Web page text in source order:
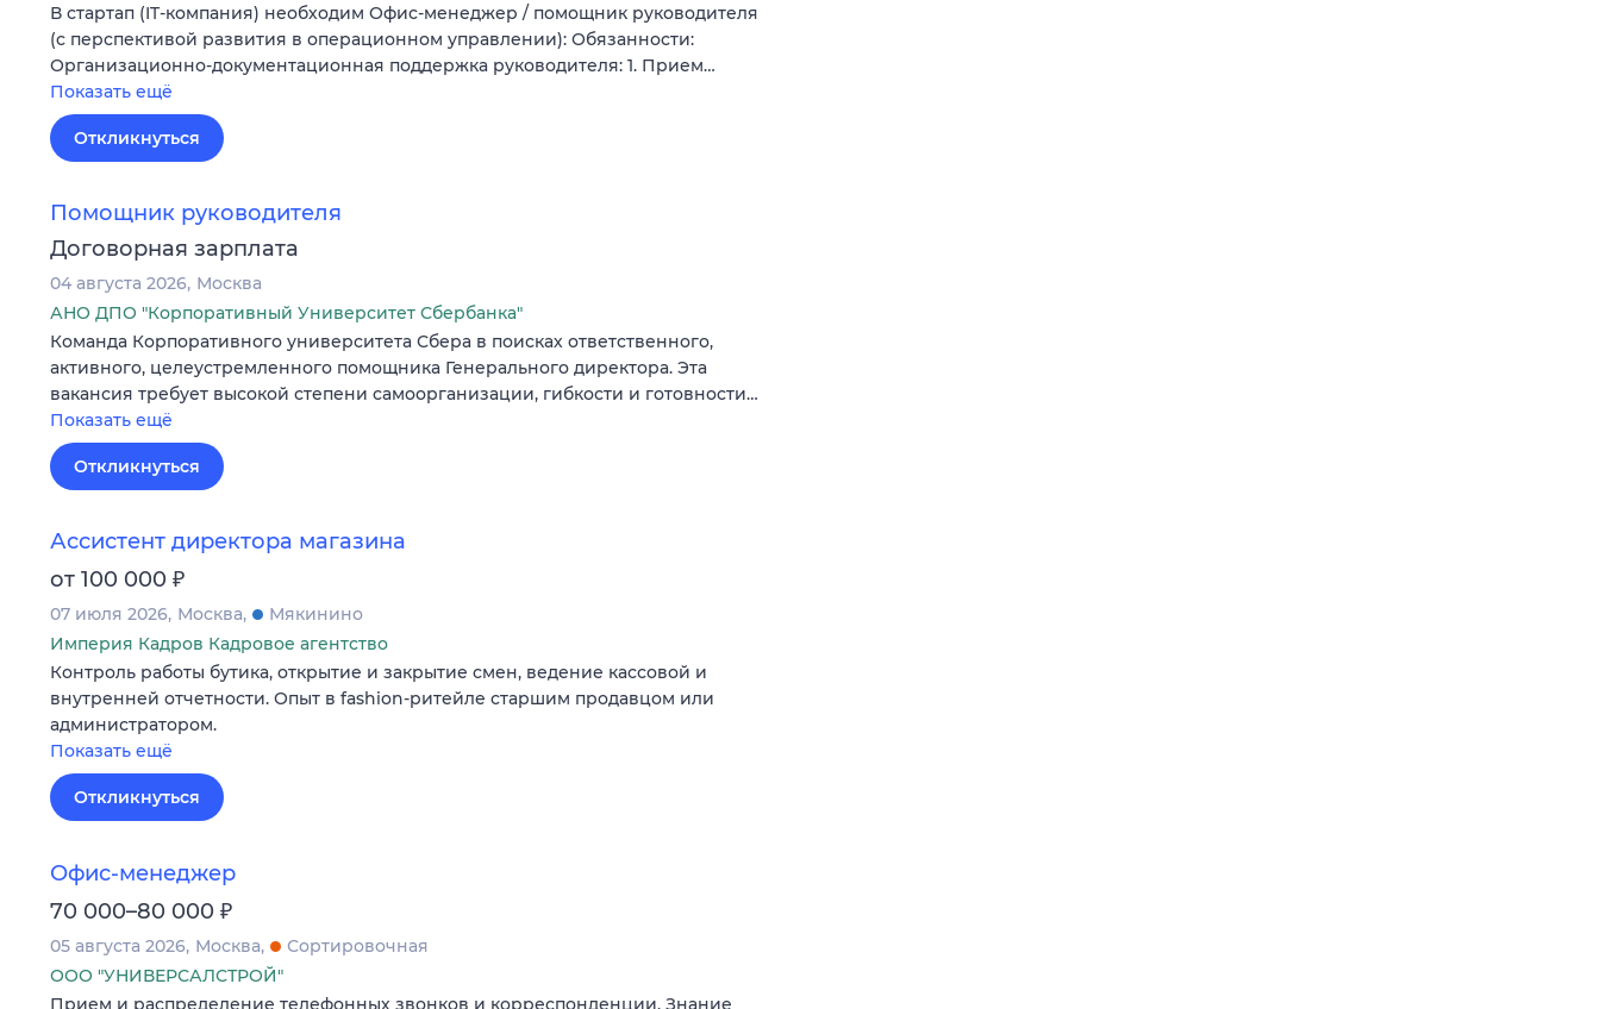
В стартап (IT-компания) необходим Офис-менеджер / помощник руководителя
(с перспективой развития в операционном управлении): Обязанности:
Организационно-документационная поддержка руководителя: 1. Прием…
Показать ещё
Откликнуться
Помощник руководителя
Договорная зарплата
04 августа 2026 Москва
АНО ДПО "Корпоративный Университет Сбербанка"
Команда Корпоративного университета Сбера в поисках ответственного,
активного, целеустремленного помощника Генерального директора. Эта
вакансия требует высокой степени самоорганизации, гибкости и готовности…
Показать ещё
Откликнуться
Ассистент директора магазина
от 100 000 ₽
07 июля 2026 Москва
Мякинино
Империя Кадров Кадровое агентство
Контроль работы бутика, открытие и закрытие смен, ведение кассовой и
внутренней отчетности. Опыт в fashion-ритейле старшим продавцом или
администратором.
Показать ещё
Откликнуться
Офис-менеджер
70 000–80 000 ₽
05 августа 2026 Москва
Сортировочная
ООО "УНИВЕРСАЛСТРОЙ"
Прием и распределение телефонных звонков и корреспонденции, Знание